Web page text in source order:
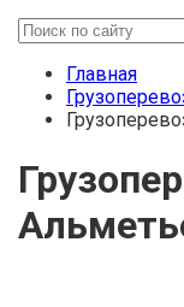
Главная